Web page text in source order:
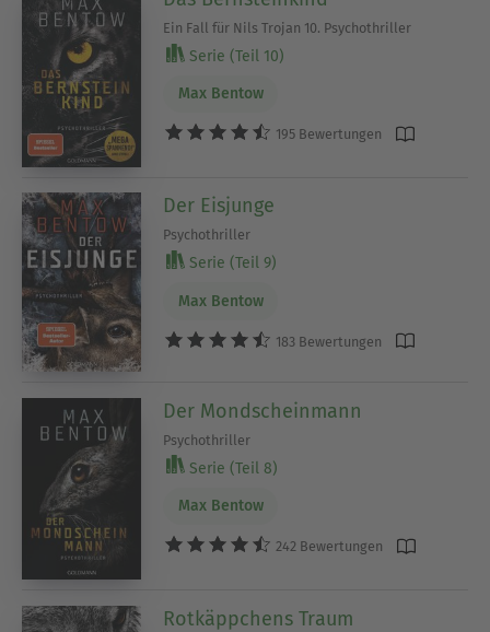
Ein Fall für Nils Trojan 10. Psychothriller
Serie (Teil 10)
Max Bentow
195 Bewertungen
Der Eisjunge
Psychothriller
Serie (Teil 9)
Max Bentow
183 Bewertungen
Der Mondscheinmann
Psychothriller
Serie (Teil 8)
Max Bentow
242 Bewertungen
Rotkäppchens Traum